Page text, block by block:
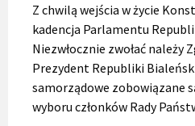
Z chwilą wejścia w życie
kadencja Parlamentu
Niezwłocznie zwołać należy
Prezydent Republiki
samorządowe zobowiązane
wyboru członków Rady